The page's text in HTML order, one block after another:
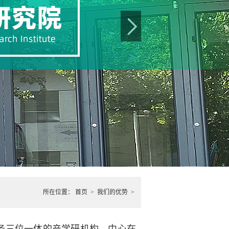
所在位置： 首页 > 我们的优势 >